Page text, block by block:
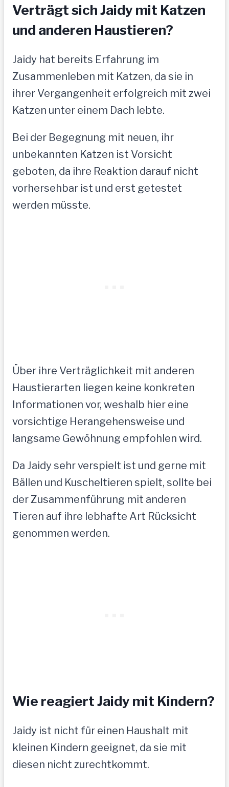
Verträgt sich Jaidy mit Katzen
und anderen Haustieren?
Jaidy hat bereits Erfahrung im
Zusammenleben mit Katzen, da sie in
ihrer Vergangenheit erfolgreich mit zwei
Katzen unter einem Dach lebte.
Bei der Begegnung mit neuen, ihr
unbekannten Katzen ist Vorsicht
geboten, da ihre Reaktion darauf nicht
vorhersehbar ist und erst getestet
werden müsste.
Über ihre Verträglichkeit mit anderen
Haustierarten liegen keine konkreten
Informationen vor, weshalb hier eine
vorsichtige Herangehensweise und
langsame Gewöhnung empfohlen wird.
Da Jaidy sehr verspielt ist und gerne mit
Bällen und Kuscheltieren spielt, sollte bei
der Zusammenführung mit anderen
Tieren auf ihre lebhafte Art Rücksicht
genommen werden.
Wie reagiert Jaidy mit Kindern?
Jaidy ist nicht für einen Haushalt mit
kleinen Kindern geeignet, da sie mit
diesen nicht zurechtkommt.